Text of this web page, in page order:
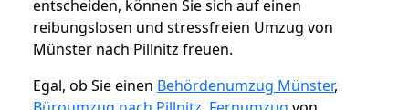
entscheiden, können Sie sich auf einen
reibungslosen und stressfreien Umzug von
Münster nach Pillnitz freuen.
Egal, ob Sie einen Behördenumzug Münster,